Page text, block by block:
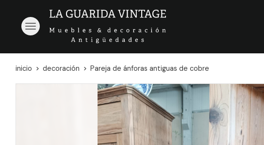
inicio decoración Pareja de ánforas antiguas de cobre